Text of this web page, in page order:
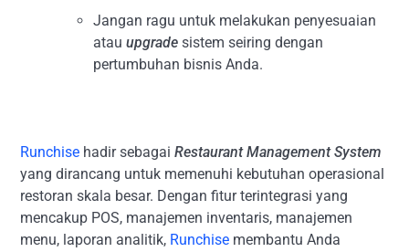
Jangan ragu untuk melakukan penyesuaian
atauupgrade sistem seiring dengan
pertumbuhan bisnis Anda.
Runchise hadir sebagaiRestaurant Management System
yang dirancang untuk memenuhi kebutuhan operasional
restoran skala besar. Dengan fitur terintegrasi yang
mencakup POS, manajemen inventaris, manajemen
menu, laporan analitik, Runchise membantu Anda